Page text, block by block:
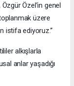
Özel’in genel
toplanmak üzere
istifa ediyoruz.”
alkışlarla
anlar yaşadığı